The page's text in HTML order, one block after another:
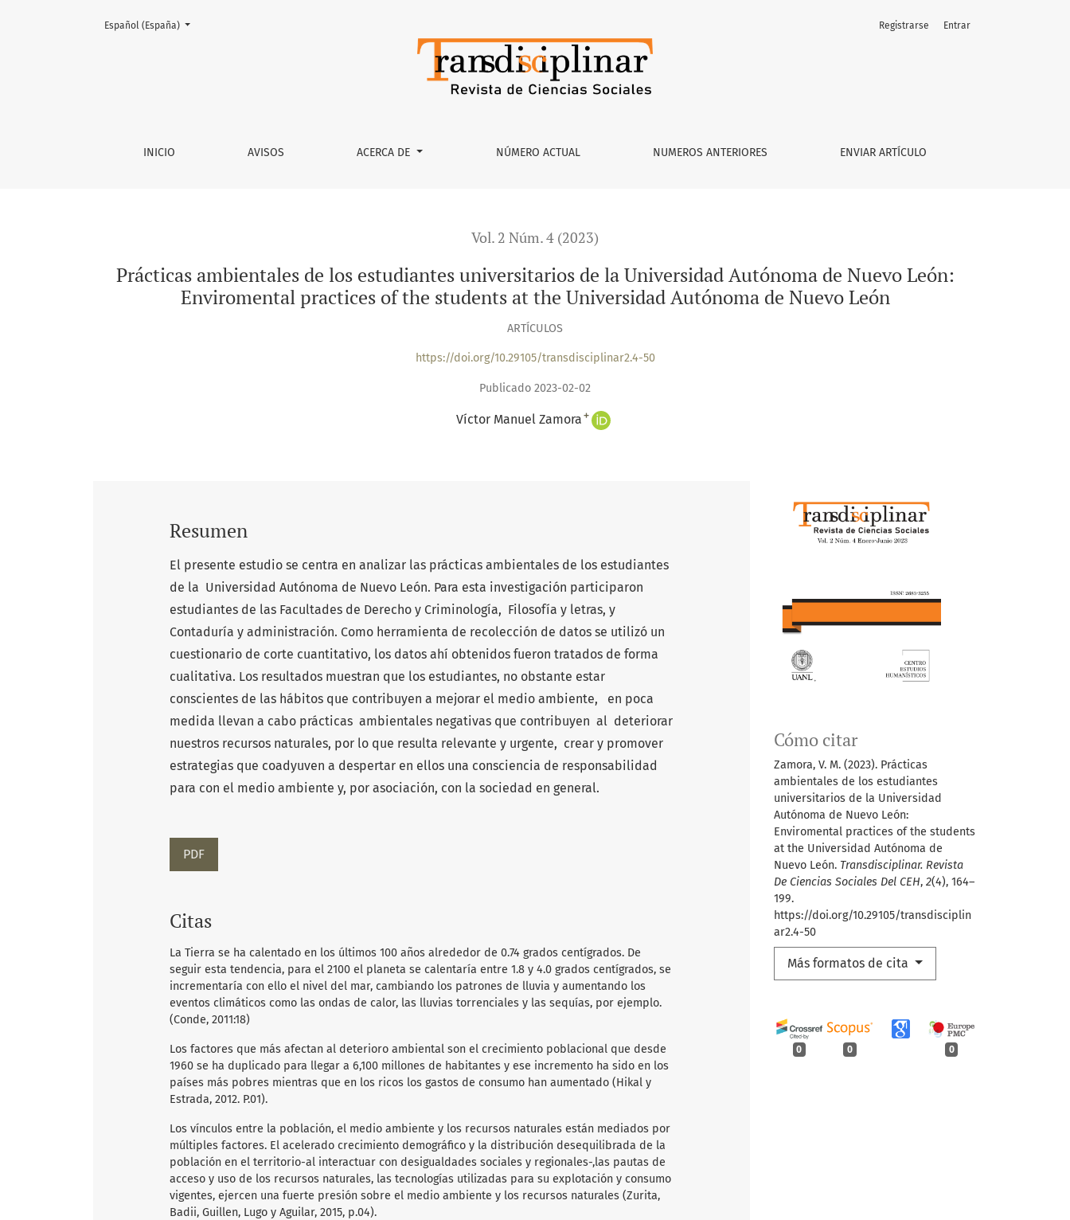
Prácticas ambientales de los estudiantes universitarios de la Universidad Autónoma de Nuevo León
INICIO AVISOS ACERCA DE NÚMERO ACTUAL NUMEROS ANTERIORES ENVIAR ARTÍCULO
Registrarse Entrar
Cambiar el idioma. El actual es:
Español (España)
Vol. 2 Núm. 4 (2023)
Prácticas ambientales de los estudiantes universitarios de la Universidad Autónoma de Nuevo León:
Enviromental practices of the students at the Universidad Autónoma de Nuevo León
ARTÍCULOS
https://doi.org/10.29105/transdisciplinar2.4-50
Publicado 2023-02-02
Víctor Manuel Zamora +
Cómo citar
Zamora, V. M. (2023). Prácticas
ambientales de los estudiantes
universitarios de la Universidad
Autónoma de Nuevo León:
Enviromental practices of the students
at the Universidad Autónoma de
Nuevo León. Transdisciplinar. Revista
De Ciencias Sociales Del CEH, 2(4), 164–
199.
https://doi.org/10.29105/transdisciplin
ar2.4-50
Más formatos de cita
0 0 0
Resumen
El presente estudio se centra en analizar las prácticas ambientales de los estudiantes
de la Universidad Autónoma de Nuevo León. Para esta investigación participaron
estudiantes de las Facultades de Derecho y Criminología, Filosofía y letras, y
Contaduría y administración. Como herramienta de recolección de datos se utilizó un
cuestionario de corte cuantitativo, los datos ahí obtenidos fueron tratados de forma
cualitativa. Los resultados muestran que los estudiantes, no obstante estar
conscientes de las hábitos que contribuyen a mejorar el medio ambiente, en poca
medida llevan a cabo prácticas ambientales negativas que contribuyen al deteriorar
nuestros recursos naturales, por lo que resulta relevante y urgente, crear y promover
estrategias que coadyuven a despertar en ellos una consciencia de responsabilidad
para con el medio ambiente y, por asociación, con la sociedad en general.
PDF
Citas
La Tierra se ha calentado en los últimos 100 años alrededor de 0.74 grados centígrados. De
seguir esta tendencia, para el 2100 el planeta se calentaría entre 1.8 y 4.0 grados centígrados, se
incrementaría con ello el nivel del mar, cambiando los patrones de lluvia y aumentando los
eventos climáticos como las ondas de calor, las lluvias torrenciales y las sequías, por ejemplo.
(Conde, 2011:18)
Los factores que más afectan al deterioro ambiental son el crecimiento poblacional que desde
1960 se ha duplicado para llegar a 6,100 millones de habitantes y ese incremento ha sido en los
países más pobres mientras que en los ricos los gastos de consumo han aumentado (Hikal y
Estrada, 2012. P.01).
Los vínculos entre la población, el medio ambiente y los recursos naturales están mediados por
múltiples factores. El acelerado crecimiento demográfico y la distribución desequilibrada de la
población en el territorio-al interactuar con desigualdades sociales y regionales-,las pautas de
acceso y uso de los recursos naturales, las tecnologías utilizadas para su explotación y consumo
vigentes, ejercen una fuerte presión sobre el medio ambiente y los recursos naturales (Zurita,
Badii, Guillen, Lugo y Aguilar, 2015, p.04).